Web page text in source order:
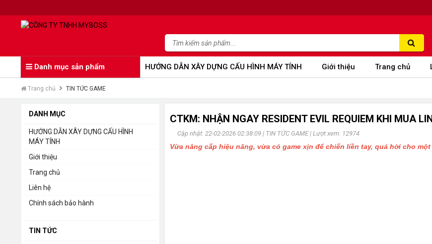
Danh mục sản phẩm HƯỚNG DẪN XÂY DỰNG CẤU HÌNH MÁY TÍNH Giới thiệu Trang chủ
Trang chủ TIN TỨC GAME
CTKM: NHẬN NGAY RESIDENT EVIL REQUIEM KHI MUA
Cập nhật: 22-02-2026 02:38:09 | TIN TỨC GAME| Lượt xem: 12974
Vừa nâng cấp hiệu năng, vừa có game xịn để chiến liền tay, quá hời cho
DANH MỤC
HƯỚNG DẪN XÂY DỰNG CẤU HÌNH
MÁY TÍNH
Giới thiệu
Trang chủ
Liên hệ
Chính sách bảo hành
TIN TỨC